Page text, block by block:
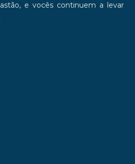
e vocês continuem a levar